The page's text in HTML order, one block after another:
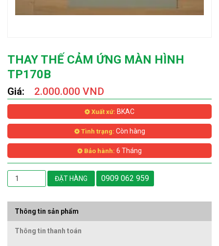
THAY THẾ CẢM ỨNG MÀN HÌNH
TP170B
Giá: 2.000.000 VND
Xuất xứ: BKAC
Tình trạng: Còn hàng
Bảo hành: 6 Tháng
ĐẶT HÀNG 0909 062 959
Thông tin sản phẩm
Thông tin thanh toán